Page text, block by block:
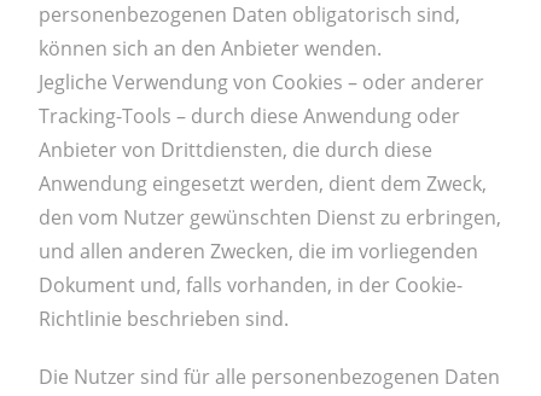
personenbezogenen Daten obligatorisch sind,
können sich an den Anbieter wenden.
Jegliche Verwendung von Cookies – oder anderer
Tracking-Tools – durch diese Anwendung oder
Anbieter von Drittdiensten, die durch diese
Anwendung eingesetzt werden, dient dem Zweck,
den vom Nutzer gewünschten Dienst zu erbringen,
und allen anderen Zwecken, die im vorliegenden
Dokument und, falls vorhanden, in der Cookie-
Richtlinie beschrieben sind.
Die Nutzer sind für alle personenbezogenen Daten